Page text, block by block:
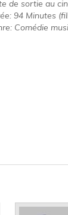
de sortie au
94 Minutes
Comédie